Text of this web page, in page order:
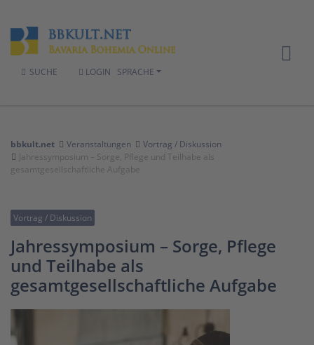
SUCHE LOGIN SPRACHE
bbkult.net Veranstaltungen
Vortrag / Diskussion
Jahressymposium – Sorge, Pflege und Teilhabe als
gesamtgesellschaftliche Aufgabe
Vortrag / Diskussion
Jahressymposium – Sorge, Pflege
und Teilhabe als
gesamtgesellschaftliche Aufgabe